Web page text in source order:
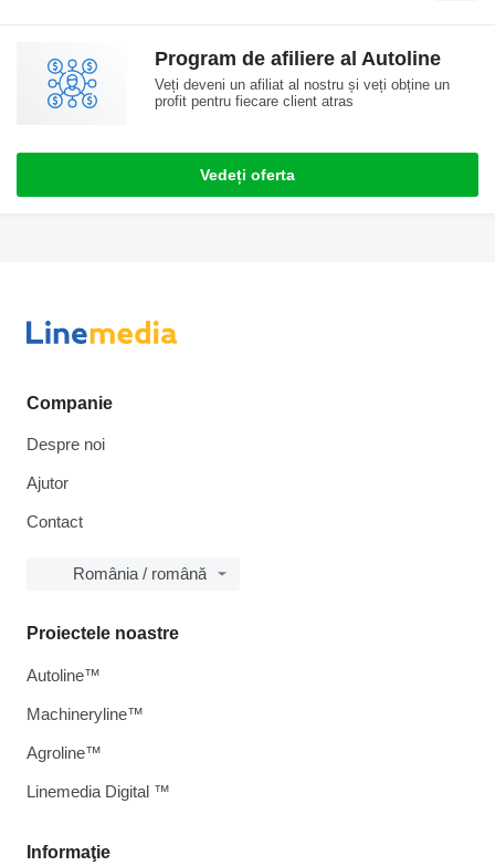
Program de afiliere al Autoline
Veți deveni un afiliat al nostru și veți obține un
profit pentru fiecare client atras
Vedeți oferta
Companie
Despre noi
Ajutor
Contact
România / română
Informaţie
Proiectele noastre
Autoline™
Machineryline™
Agroline™
Linemedia Digital ™